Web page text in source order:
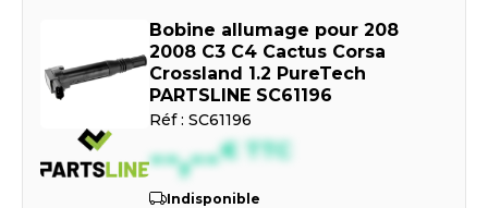
Bobine allumage pour 208
2008 C3 C4 Cactus Corsa
Crossland 1.2 PureTech
PARTSLINE SC61196
Réf : SC61196
--,--€ TTC
Indisponible